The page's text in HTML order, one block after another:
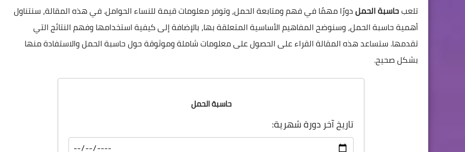
تلعبحاسبة الحملدورًا مهمًا في فهم ومتابعة الحمل، وتوفر معلومات قيمة للنساء الحوامل. في هذه المقالة، سنتناول
أهمية حاسبة الحمل، وسنوضح المفاهيم الأساسية المتعلقة بها، بالإضافة إلى كيفية استخدامها وفهم النتائج التي
تقدمها. ستساعد هذه المقالة القراء على الحصول على معلومات شاملة وموثوقة حول حاسبة الحمل والاستفادة منها
بشكل صحيح.
حاسبة الحمل
تاريخ آخر دورة شهرية: